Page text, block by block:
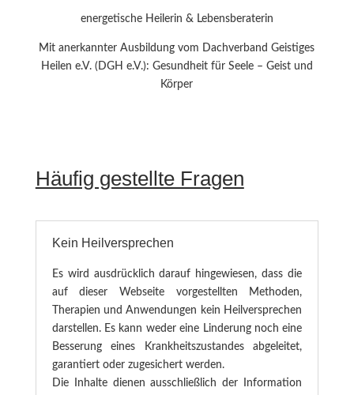
energetische Heilerin & Lebensberaterin
Mit anerkannter Ausbildung vom Dachverband Geistiges
Heilen e.V. (DGH e.V.): Gesundheit für Seele – Geist und
Körper
Häufig gestellte Fragen
Kein Heilversprechen
Es wird ausdrücklich darauf hingewiesen, dass die
auf dieser Webseite vorgestellten Methoden,
Therapien und Anwendungen kein Heilversprechen
darstellen. Es kann weder eine Linderung noch eine
Besserung eines Krankheitszustandes abgeleitet,
garantiert oder zugesichert werden.
Die Inhalte dienen ausschließlich der Information